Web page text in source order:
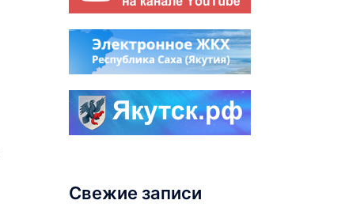
Свежие записи